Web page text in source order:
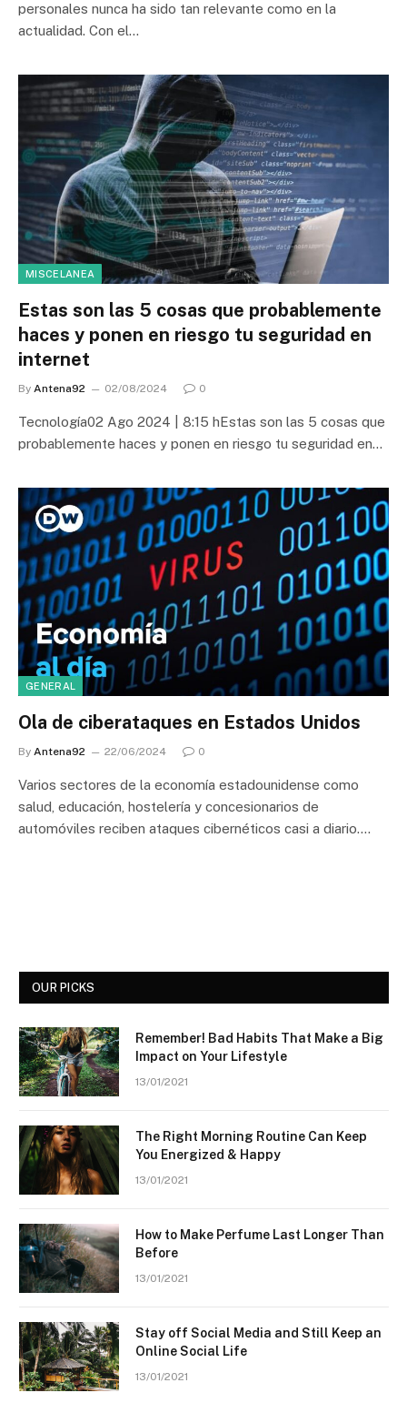
personales nunca ha sido tan relevante como en la
actualidad. Con el…
MISCELANEA
Estas son las 5 cosas que probablemente
haces y ponen en riesgo tu seguridad en
internet
By Antena92 02/08/2024 0
Tecnología02 Ago 2024 | 8:15 hEstas son las 5 cosas que
probablemente haces y ponen en riesgo tu seguridad en…
GENERAL
Ola de ciberataques en Estados Unidos
By Antena92 22/06/2024 0
Varios sectores de la economía estadounidense como
salud, educación, hostelería y concesionarios de
automóviles reciben ataques cibernéticos casi a diario.…
OUR PICKS
Remember! Bad Habits That Make a Big
Impact on Your Lifestyle
13/01/2021
The Right Morning Routine Can Keep
You Energized & Happy
13/01/2021
How to Make Perfume Last Longer Than
Before
13/01/2021
Stay off Social Media and Still Keep an
Online Social Life
13/01/2021